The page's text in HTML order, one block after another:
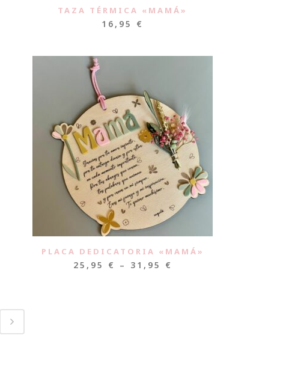
TAZA TÉRMICA «MAMÁ»
16,95 €
PLACA DEDICATORIA «MAMÁ»
25,95 € – 31,95 €